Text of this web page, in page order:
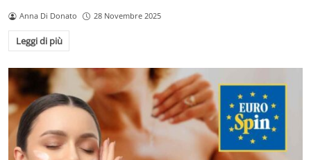
Anna Di Donato 28 Novembre 2025
Leggi di più